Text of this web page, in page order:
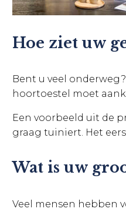
Hoe ziet uw
Bent u veel
hoortoestel moet
Een voorbeeld uit de
graag tuiniert. Het
Wat is uw
Veel mensen hebben